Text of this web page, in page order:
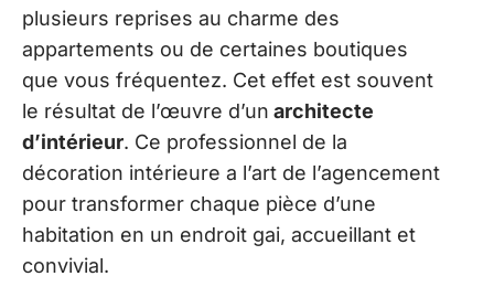
plusieurs reprises au charme des
appartements ou de certaines boutiques
que vous fréquentez. Cet effet est souvent
le résultat de l’œuvre d’un architecte
d’intérieur. Ce professionnel de la
décoration intérieure a l’art de l’agencement
pour transformer chaque pièce d’une
habitation en un endroit gai, accueillant et
convivial.